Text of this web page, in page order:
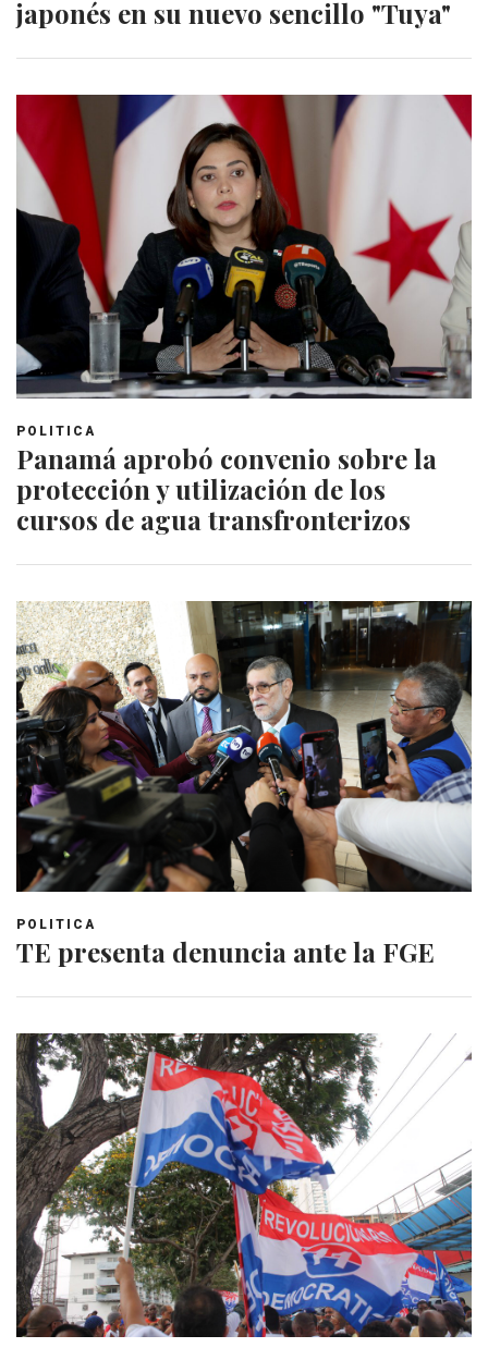
japonés en su nuevo sencillo "Tuya"
POLITICA
Panamá aprobó convenio sobre la
protección y utilización de los
cursos de agua transfronterizos
POLITICA
TE presenta denuncia ante la FGE